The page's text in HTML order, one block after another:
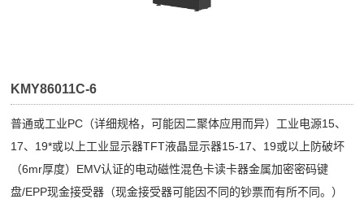
KMY86011C-6
普通或工业PC（详细规格，可能因二聚体应用而异）工业电源15、
17、19*或以上工业显示器TFT液晶显示器15-17、19或以上防破坏
（6mr厚度）EMV认证的电动磁性混色卡读卡器金属加密密码键
盘/EPP现金接受器（现金接受器可能因不同的钞票而有所不同。）